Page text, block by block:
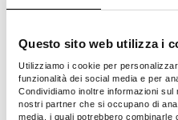
Questo sito web utilizza i
Utilizziamo i cookie per
funzionalità dei social media e per
Condividiamo inoltre informazioni
nostri partner che si occupano di
media, i quali potrebbero
più semplice per
secondari in
necessario avere
specifica. Tuttavia,